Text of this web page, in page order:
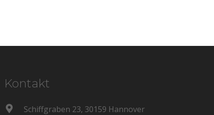
Kontakt
Schiffgraben 23, 30159 Hannover